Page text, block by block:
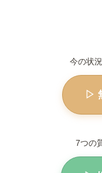
今の状
▷
7つの